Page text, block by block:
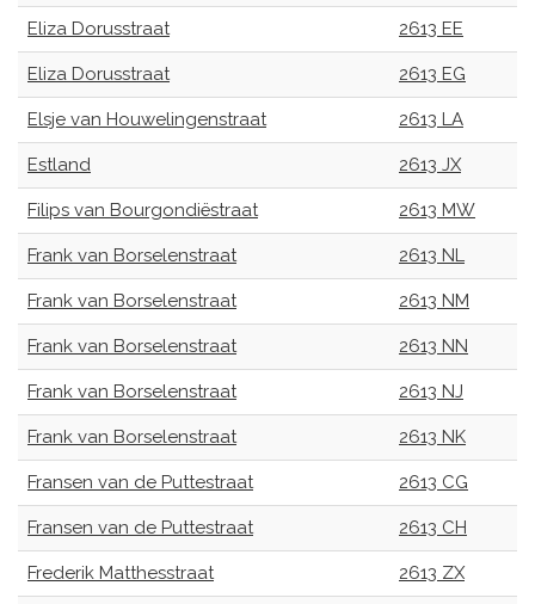
Eliza Dorusstraat 2613 EE
Eliza Dorusstraat 2613 EG
Elsje van Houwelingenstraat 2613 LA
Estland 2613 JX
Filips van Bourgondiëstraat 2613 MW
Frank van Borselenstraat 2613 NL
Frank van Borselenstraat 2613 NM
Frank van Borselenstraat 2613 NN
Frank van Borselenstraat 2613 NJ
Frank van Borselenstraat 2613 NK
Fransen van de Puttestraat 2613 CG
Fransen van de Puttestraat 2613 CH
Frederik Matthesstraat 2613 ZX